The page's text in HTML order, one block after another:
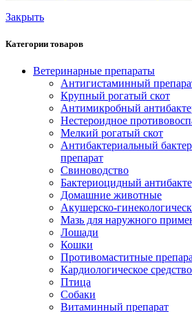
Закрыть
Категории товаров
Ветеринарные препараты
Антигистаминный
Крупный рогатый скот
Антимикробный
Нестероидное
Мелкий рогатый скот
Антибактериальный
препарат
Свиноводство
Бактериоцидный
Домашние животные
Акушерско-
Мазь для наружного
Лошади
Кошки
Противомаститные
Кардиологическое
Птица
Собаки
Витаминный препарат